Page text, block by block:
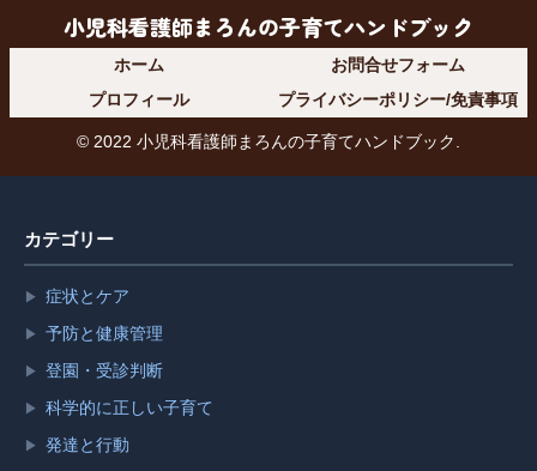
小児科看護師まろんの子育てハンドブック
ホーム
お問合せフォーム
プロフィール
プライバシーポリシー/免責事項
© 2022 小児科看護師まろんの子育てハンドブック.
カテゴリー
▶ 症状とケア
▶ 予防と健康管理
▶ 登園・受診判断
▶ 科学的に正しい子育て
▶ 発達と行動